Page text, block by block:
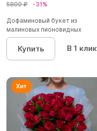
5800 ₽ -31%
Дофаминовый букет из
малиновых пионовидных
кустовых роз...
Купить В 1 клик